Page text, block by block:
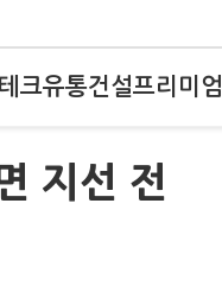
테크유통건설프리미엄
지선 전